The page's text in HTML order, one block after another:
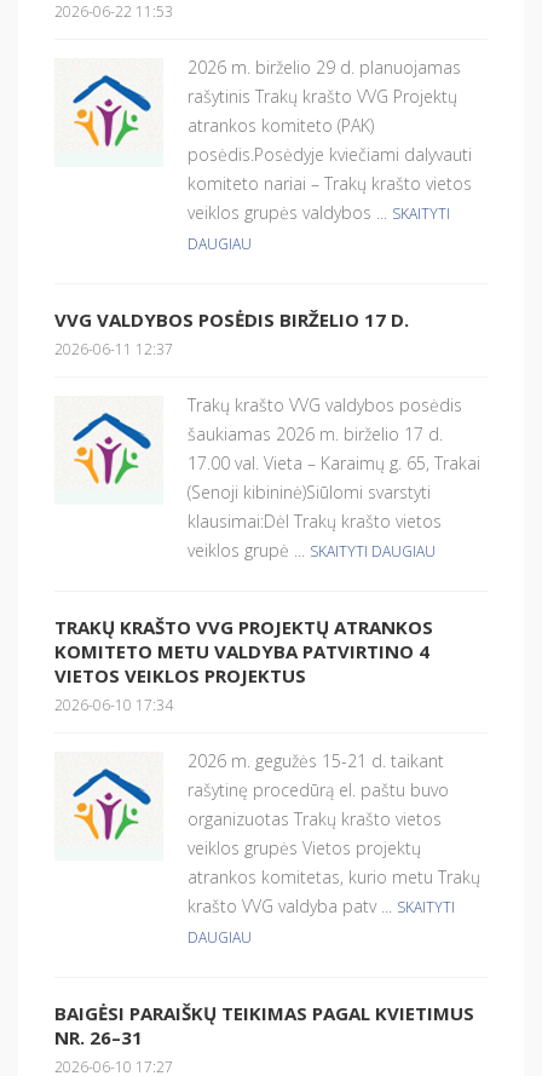
2026-06-22 11:53
2026 m. birželio 29 d. planuojamas
rašytinis Trakų krašto VVG Projektų
atrankos komiteto (PAK)
posėdis.Posėdyje kviečiami dalyvauti
komiteto nariai – Trakų krašto vietos
veiklos grupės valdybos ... SKAITYTI
DAUGIAU
VVG VALDYBOS POSĖDIS BIRŽELIO 17 D.
2026-06-11 12:37
Trakų krašto VVG valdybos posėdis
šaukiamas 2026 m. birželio 17 d.
17.00 val. Vieta – Karaimų g. 65, Trakai
(Senoji kibininė)Siūlomi svarstyti
klausimai:Dėl Trakų krašto vietos
veiklos grupė ... SKAITYTI DAUGIAU
TRAKŲ KRAŠTO VVG PROJEKTŲ ATRANKOS
KOMITETO METU VALDYBA PATVIRTINO 4
VIETOS VEIKLOS PROJEKTUS
2026-06-10 17:34
2026 m. gegužės 15-21 d. taikant
rašytinę procedūrą el. paštu buvo
organizuotas Trakų krašto vietos
veiklos grupės Vietos projektų
atrankos komitetas, kurio metu Trakų
krašto VVG valdyba patv ... SKAITYTI
DAUGIAU
BAIGĖSI PARAIŠKŲ TEIKIMAS PAGAL KVIETIMUS
NR. 26–31
2026-06-10 17:27